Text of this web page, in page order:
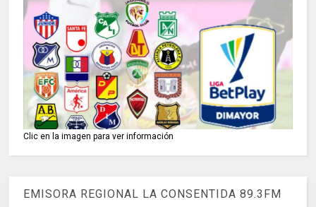
Clic en la imagen para ver información
EMISORA REGIONAL LA CONSENTIDA 89.3FM